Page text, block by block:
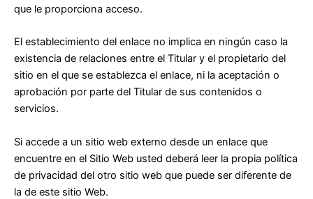
que le proporciona acceso.
El establecimiento del enlace no implica en ningún caso la
existencia de relaciones entre el Titular y el propietario del
sitio en el que se establezca el enlace, ni la aceptación o
aprobación por parte del Titular de sus contenidos o
servicios.
Si accede a un sitio web externo desde un enlace que
encuentre en el Sitio Web usted deberá leer la propia política
de privacidad del otro sitio web que puede ser diferente de
la de este sitio Web.